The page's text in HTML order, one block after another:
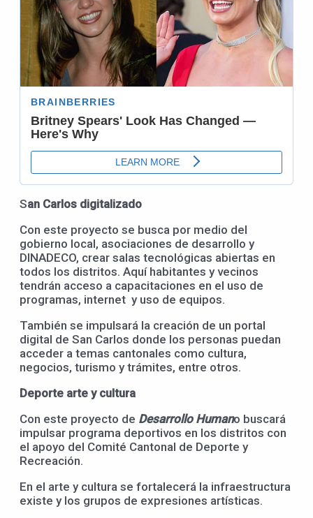
San Carlos digitalizado
Con este proyecto se busca por medio del
gobierno local, asociaciones de desarrollo y
DINADECO, crear salas tecnológicas abiertas en
todos los distritos. Aquí habitantes y vecinos
tendrán acceso a capacitaciones en el uso de
programas, internet y uso de equipos.
También se impulsará la creación de un portal
digital de San Carlos donde los personas puedan
acceder a temas cantonales como cultura,
negocios, turismo y trámites, entre otros.
Deporte arte y cultura
Con este proyecto de Desarrollo Humano buscará
impulsar programa deportivos en los distritos con
el apoyo del Comité Cantonal de Deporte y
Recreación.
En el arte y cultura se fortalecerá la infraestructura
existe y los grupos de expresiones artísticas.